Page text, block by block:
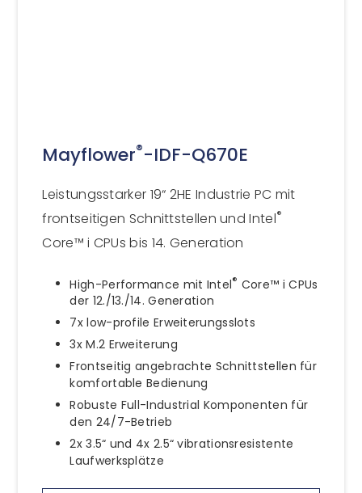
Mayflower®-IDF-Q670E
Leistungsstarker 19“ 2HE Industrie PC mit
frontseitigen Schnittstellen und Intel®
Core™ i CPUs bis 14. Generation
High-Performance mit Intel® Core™ i CPUs
der 12./13./14. Generation
7x low-profile Erweiterungsslots
3x M.2 Erweiterung
Frontseitig angebrachte Schnittstellen für
komfortable Bedienung
Robuste Full-Industrial Komponenten für
den 24/7-Betrieb
2x 3.5“ und 4x 2.5“ vibrationsresistente
Laufwerksplätze